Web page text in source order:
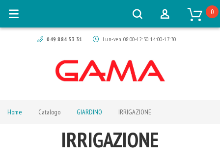
049 884 33 31 Lun-ven 08:00-12:30 14:00-17:30
0
Home Catalogo GIARDINO IRRIGAZIONE
IRRIGAZIONE